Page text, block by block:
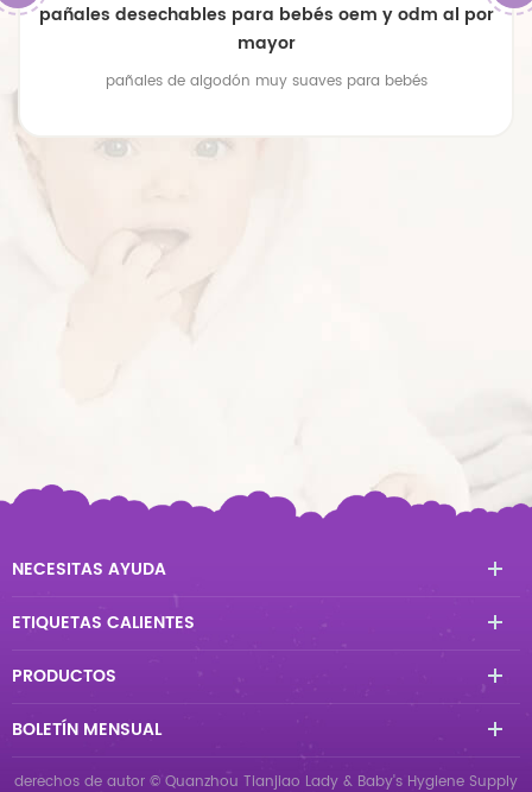
pañales desechables para bebés oem y odm al por
mayor
pañales de algodón muy suaves para bebés
NECESITAS AYUDA
ETIQUETAS CALIENTES
PRODUCTOS
BOLETÍN MENSUAL
derechos de autor © Quanzhou Tianjiao Lady & Baby's Hygiene Supply